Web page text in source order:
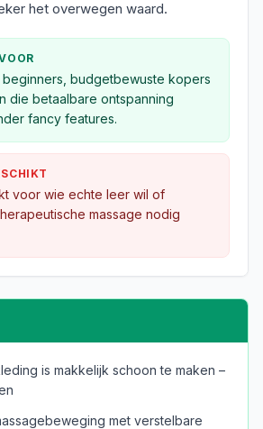
het overwegen waard.
budgetbewuste kopers
die betaalbare ontspanning
fancy features.
voor wie echte leer wil of
massage nodig
is makkelijk schoon te maken –
met verstelbare